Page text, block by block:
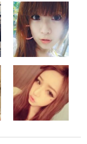
500x500
500x500